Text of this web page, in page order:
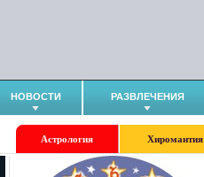
НОВОСТИ РАЗВЛЕЧЕНИЯ
Астрология Хиромантия